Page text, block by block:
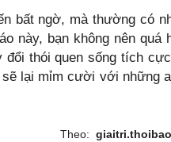
bất ngờ, mà thường có
này, bạn không nên quá
thói quen sống tích
lại mỉm cười với những
Theo: